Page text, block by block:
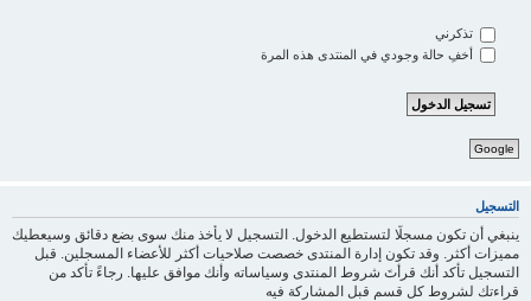
تذكرني
أخفِ حالة وجودي في المنتدى هذه المرة
Google
التسجيل
ينبغي أن تكون مسجلًا لتستطيع الدخول. التسجيل لا يأخذ منك سوى بضع دقائق وسيعطيك
مميزات أكثر. وقد تكون إدارة المنتدى خصصت صلاحيات أكثر للأعضاء المسجلين. قبل
التسجيل تأكد أنك قرأتَ شروط المنتدى وسياساته وأنك موافق عليها. رجاءً تأكد من
قراءتك لشروط كل قسم قبل المشاركة فيه